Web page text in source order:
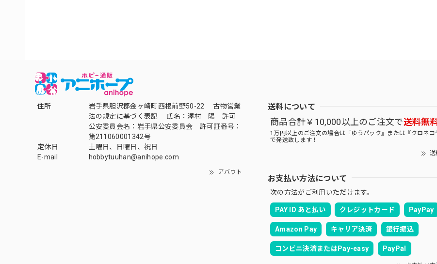
住所
岩手県胆沢郡金ヶ崎町西根前野50-22 古物営業
法の規定に基づく表記 氏名：澤村 陽 許可
公安委員会名：岩手県公安委員会 許可証番号：
第211060001342号
定休日
土曜日、日曜日、祝日
E-mail
hobbytuuhan@anihope.com
アバウト
送料について
商品合計￥10,000以上のご注文で送料無
1万円以上のご注文の場合は『ゆうパック』または『クロネコ
で発送致します！
送
お支払い方法について
次の方法がご利用いただけます。
PAY ID あと払い クレジットカード PayPay
Amazon Pay キャリア決済 銀行振込
コンビニ決済またはPay-easy PayPal